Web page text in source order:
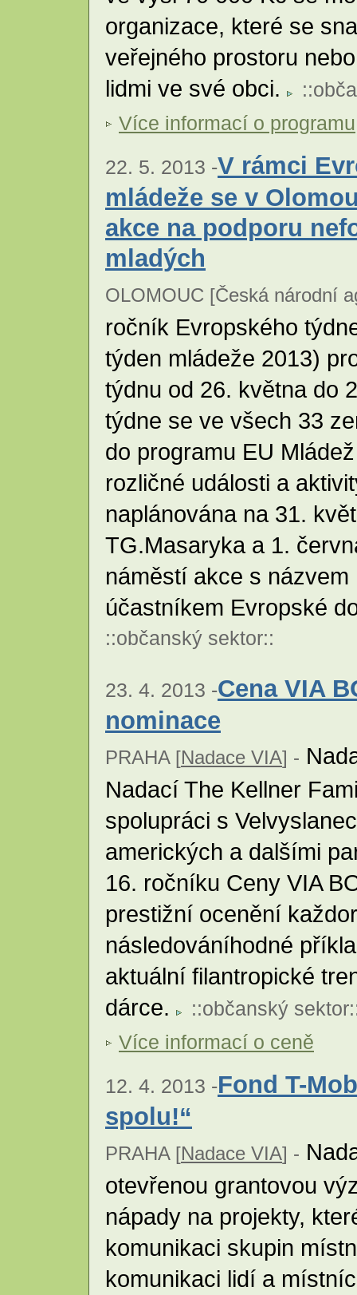
organizace, které se
veřejného prostoru
lidmi ve své obci.
::
Více informací o programu
22. 5. 2013 -V rámci
mládeže se v
akce na podporu
mladých
OLOMOUC [Česká národní
ročník Evropského
týden mládeže 2013)
týdnu od 26. května do
týdne se ve všech 33
do programu EU
rozličné události a
naplánována na 31.
TG.Masaryka a 1.
náměstí akce s
účastníkem Evropské
::občanský sektor::
23. 4. 2013 -Cena VIA
nominace
PRAHA [Nadace VIA] -
Nadací The Kellner
spolupráci s
amerických a dalšími
16. ročníku Ceny VIA
prestižní ocenění
následováníhodné
aktuální filantropické
dárce.
::občanský sektor
Více informací o ceně
12. 4. 2013 -Fond T-
spolu!“
PRAHA [Nadace VIA] -
otevřenou grantovou
nápady na projekty,
komunikaci skupin
komunikaci lidí a